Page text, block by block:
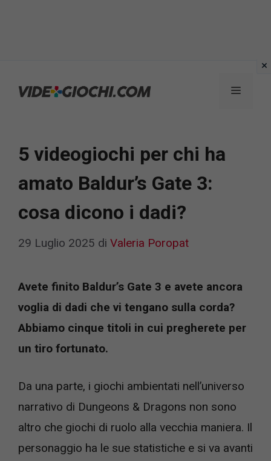
Menu
5 videogiochi per chi ha
amato Baldur’s Gate 3:
cosa dicono i dadi?
29 Luglio 2025 di Valeria Poropat
Avete finito Baldur’s Gate 3 e avete ancora
voglia di dadi che vi tengano sulla corda?
Abbiamo cinque titoli in cui pregherete per
un tiro fortunato.
Da una parte, i giochi ambientati nell’universo
narrativo di Dungeons & Dragons non sono
altro che giochi di ruolo alla vecchia maniera. Il
personaggio ha le sue statistiche e si va avanti